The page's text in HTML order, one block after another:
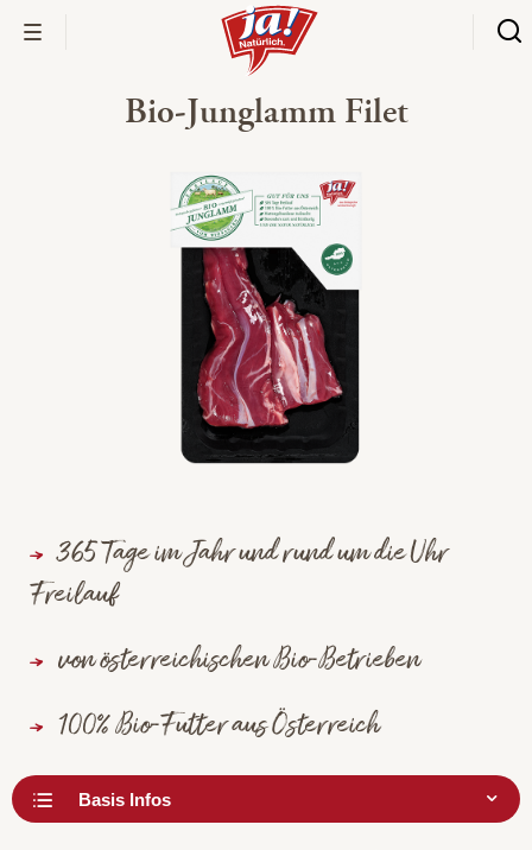
Bio-Junglamm Filet
365 Tage im Jahr und rund um die Uhr
Freilauf
von österreichischen Bio-Betrieben
100% Bio-Futter aus Österreich